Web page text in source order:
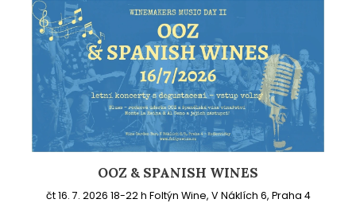
OOZ & SPANISH WINES
čt 16. 7. 2026 18-22 h Foltýn Wine, V Náklích 6, Praha 4